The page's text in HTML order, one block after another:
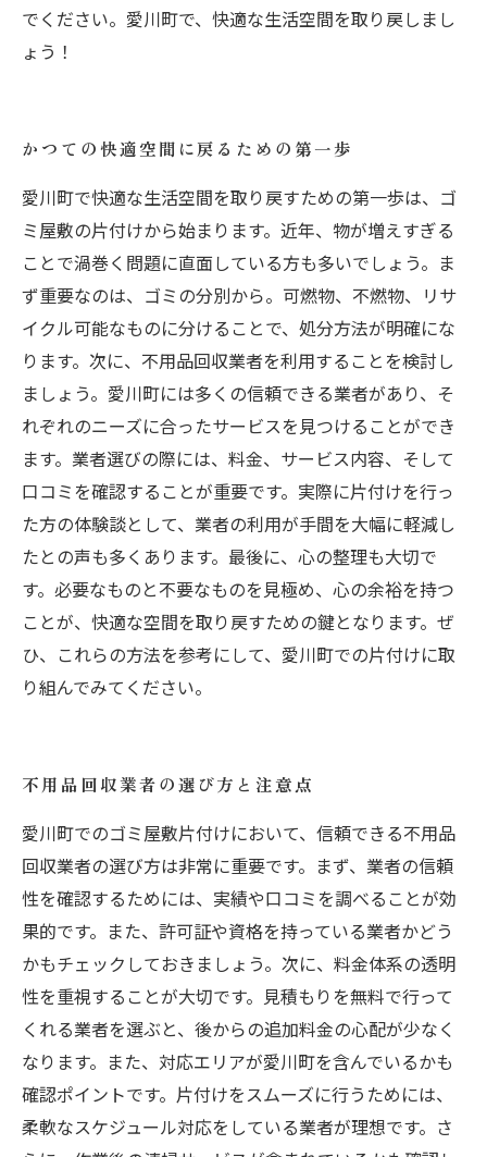
でください。愛川町で、快適な生活空間を取り戻しまし
ょう！
かつての快適空間に戻るための第一歩
愛川町で快適な生活空間を取り戻すための第一歩は、ゴ
ミ屋敷の片付けから始まります。近年、物が増えすぎる
ことで渦巻く問題に直面している方も多いでしょう。ま
ず重要なのは、ゴミの分別から。可燃物、不燃物、リサ
イクル可能なものに分けることで、処分方法が明確にな
ります。次に、不用品回収業者を利用することを検討し
ましょう。愛川町には多くの信頼できる業者があり、そ
れぞれのニーズに合ったサービスを見つけることができ
ます。業者選びの際には、料金、サービス内容、そして
口コミを確認することが重要です。実際に片付けを行っ
た方の体験談として、業者の利用が手間を大幅に軽減し
たとの声も多くあります。最後に、心の整理も大切で
す。必要なものと不要なものを見極め、心の余裕を持つ
ことが、快適な空間を取り戻すための鍵となります。ぜ
ひ、これらの方法を参考にして、愛川町での片付けに取
り組んでみてください。
不用品回収業者の選び方と注意点
愛川町でのゴミ屋敷片付けにおいて、信頼できる不用品
回収業者の選び方は非常に重要です。まず、業者の信頼
性を確認するためには、実績や口コミを調べることが効
果的です。また、許可証や資格を持っている業者かどう
かもチェックしておきましょう。次に、料金体系の透明
性を重視することが大切です。見積もりを無料で行って
くれる業者を選ぶと、後からの追加料金の心配が少なく
なります。また、対応エリアが愛川町を含んでいるかも
確認ポイントです。片付けをスムーズに行うためには、
柔軟なスケジュール対応をしている業者が理想です。さ